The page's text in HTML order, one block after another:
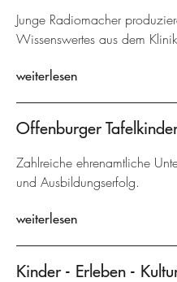
Junge Radiomacher
Wissenswertes aus dem
weiterlesen
Offenburger
Zahlreiche ehrenamtliche
und Ausbildungserfolg.
weiterlesen
Kinder - Erleben -